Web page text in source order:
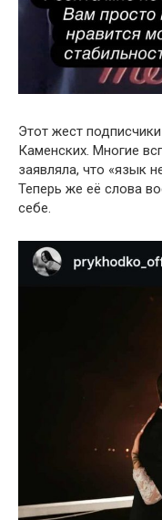
Этот жест
Каменских. Многие
заявляла, что «язык
Теперь же её слова
себе.